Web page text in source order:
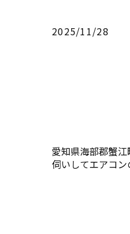
2025/11/28
愛知県海部郡蟹
伺いしてエアコ